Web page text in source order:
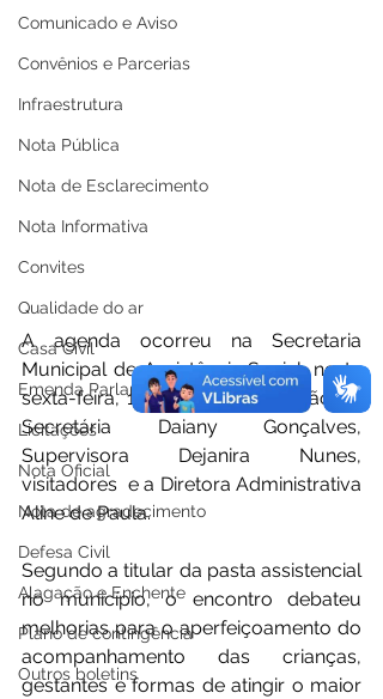
Comunicado e Aviso
Convênios e Parcerias
Infraestrutura
Nota Pública
Nota de Esclarecimento
Nota Informativa
Convites
Qualidade do ar
Casa Civil
Emenda Parlamentar
Licitações
Nota Oficial
Nota de agradecimento
Defesa Civil
Alagação e Enchente
Plano de contingência
Outros boletins
A agenda ocorreu na Secretaria
Municipal de Assistência Social, nesta
sexta-feira, 18, com a participação da
Secretária Daiany Gonçalves,
Supervisora Dejanira Nunes,
visitadores  e a Diretora Administrativa
Aline de Paula.
Segundo a titular da pasta assistencial
no município, o encontro debateu
melhorias para o aperfeiçoamento do
acompanhamento das crianças,
gestantes e formas de atingir o maior